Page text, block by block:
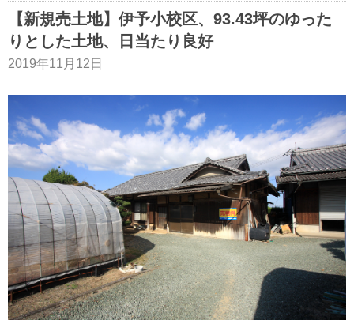
【新規売土地】伊予小校区、93.43坪のゆった
りとした土地、日当たり良好
2019年11月12日